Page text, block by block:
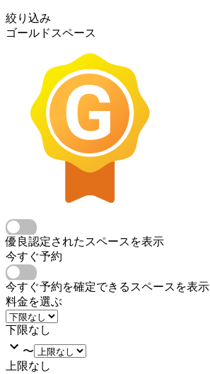
絞り込み
ゴールドスペース
優良認定されたスペースを表示
今すぐ予約
今すぐ予約を確定できるスペースを表示
料金を選ぶ
下限なし
〜
上限なし